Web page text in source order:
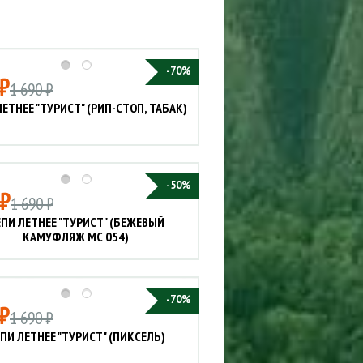
-70%
1 690 ₽
"ТУРИСТ" (РИП-СТОП, ТАБАК)
-50%
1 690 ₽
ЛЕТНЕЕ "ТУРИСТ" (БЕЖЕВЫЙ
КАМУФЛЯЖ МС 054)
-70%
1 690 ₽
ЛЕТНЕЕ "ТУРИСТ" (ПИКСЕЛЬ)